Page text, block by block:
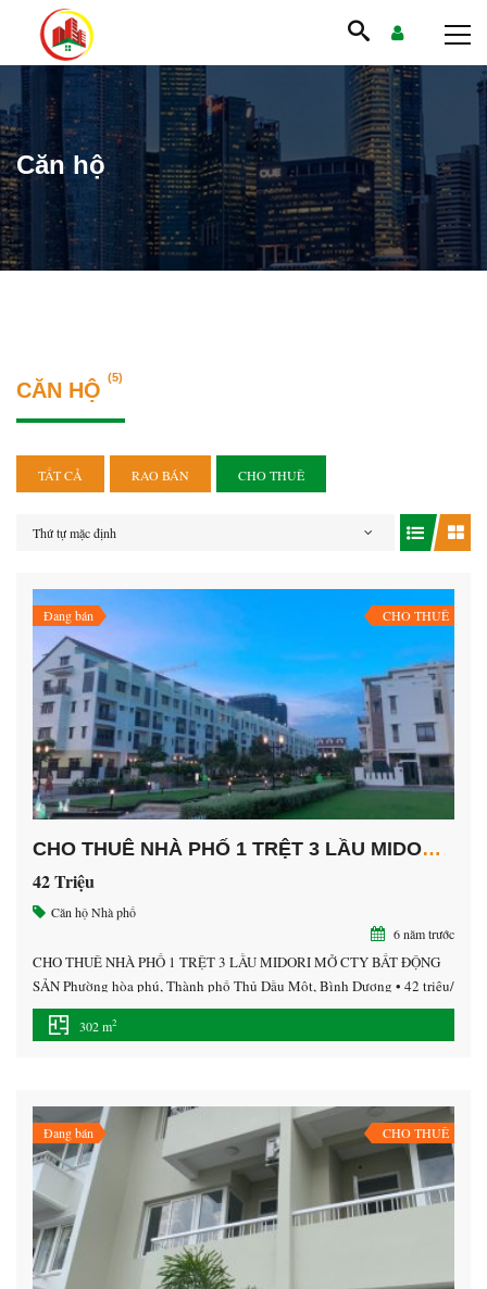
Căn hộ
CĂN HỘ
(5)
TẤT CẢ RAO BÁN CHO THUÊ
Thứ tự mặc định
Đang bán CHO THUÊ
CHO THUÊ NHÀ PHỐ 1 TRỆT 3 LẦU MIDORI MỞ CTY BẤT ĐỘNG SẢN
42 Triệu
Căn hộNhà phố
6 năm trước
CHO THUÊ NHÀ PHỐ 1 TRỆT 3 LẦU MIDORI MỞ CTY BẤT ĐỘNG
SẢN Phường hòa phú, Thành phố Thủ Dầu Một, Bình Dương • 42 triệu/
tháng • Diện tích sàn: 302 m² • Vị trí : trung tâm thành phố mới bình
dương. • Nhà 1 trệt 3 lầu • Khu vực đông […]
302 m2
Đang bán CHO THUÊ